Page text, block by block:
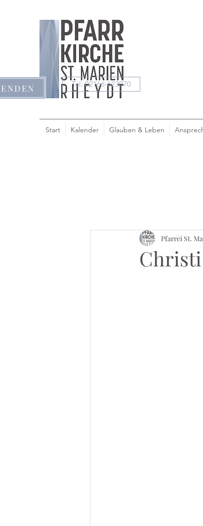
Tel: 02166-623070
Start Kalender Glauben & Leben
Pfarrei St.